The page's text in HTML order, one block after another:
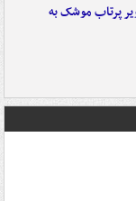
پرتاب موشک به